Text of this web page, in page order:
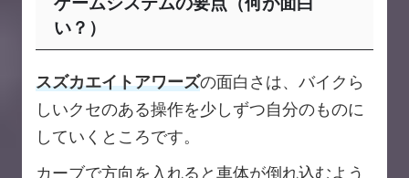
い？）
スズカエイトアワーズの面白さは、バイクら
しいクセのある操作を少しずつ自分のものに
していくところです。
カーブで方向を入れると車体が倒れ込むよう